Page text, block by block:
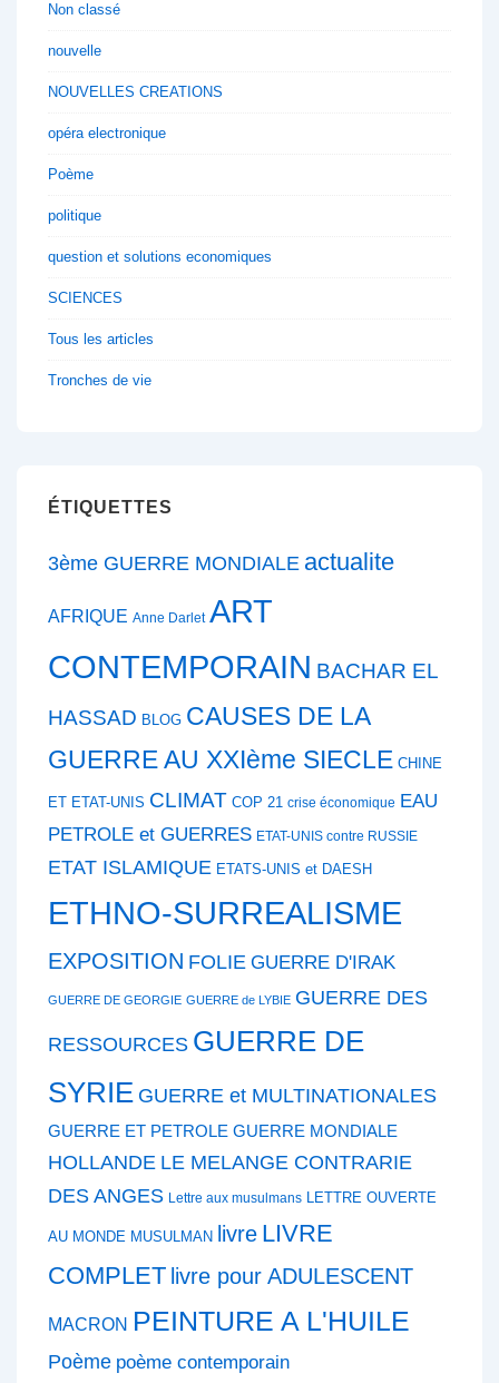
Non classé
nouvelle
NOUVELLES CREATIONS
opéra electronique
Poème
politique
question et solutions economiques
SCIENCES
Tous les articles
Tronches de vie
ÉTIQUETTES
3ème GUERRE MONDIALE actualite
AFRIQUE Anne Darlet ART
CONTEMPORAIN BACHAR EL
HASSAD BLOG CAUSES DE LA
GUERRE AU XXIème SIECLE CHINE
ET ETAT-UNIS CLIMAT COP 21 crise économique EAU
PETROLE et GUERRES ETAT-UNIS contre RUSSIE
ETAT ISLAMIQUE ETATS-UNIS et DAESH
ETHNO-SURREALISME
EXPOSITION FOLIE GUERRE D'IRAK
GUERRE DE GEORGIE GUERRE de LYBIE GUERRE DES
RESSOURCES GUERRE DE
SYRIE GUERRE et MULTINATIONALES
GUERRE ET PETROLE GUERRE MONDIALE
HOLLANDE LE MELANGE CONTRARIE
DES ANGES Lettre aux musulmans LETTRE OUVERTE
AU MONDE MUSULMAN livre LIVRE
COMPLET livre pour ADULESCENT
MACRON PEINTURE A L'HUILE
Poème poème contemporain